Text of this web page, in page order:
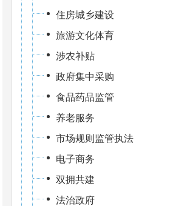
住房城乡建设
旅游文化体育
涉农补贴
政府集中采购
食品药品监管
养老服务
市场规则监管执法
电子商务
双拥共建
法治政府